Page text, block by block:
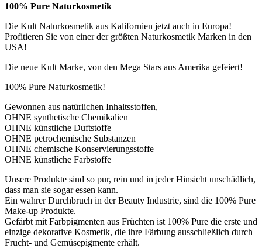
100% Pure Naturkosmetik
Die Kult Naturkosmetik aus Kalifornien jetzt auch in Europa!
Profitieren Sie von einer der größten Naturkosmetik Marken in den
USA!
Die neue Kult Marke, von den Mega Stars aus Amerika gefeiert!
100% Pure Naturkosmetik!
Gewonnen aus natürlichen Inhaltsstoffen,
OHNE synthetische Chemikalien
OHNE künstliche Duftstoffe
OHNE petrochemische Substanzen
OHNE chemische Konservierungsstoffe
OHNE künstliche Farbstoffe
Unsere Produkte sind so pur, rein und in jeder Hinsicht unschädlich,
dass man sie sogar essen kann.
Ein wahrer Durchbruch in der Beauty Industrie, sind die 100% Pure
Make-up Produkte.
Gefärbt mit Farbpigmenten aus Früchten ist 100% Pure die erste und
einzige dekorative Kosmetik, die ihre Färbung ausschließlich durch
Frucht- und Gemüsepigmente erhält.